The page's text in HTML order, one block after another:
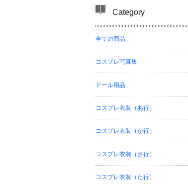
Category
全ての商品
コスプレ写真集
ドール用品
コスプレ衣装（あ行）
コスプレ衣装（か行）
コスプレ衣装（さ行）
コスプレ衣装（た行）